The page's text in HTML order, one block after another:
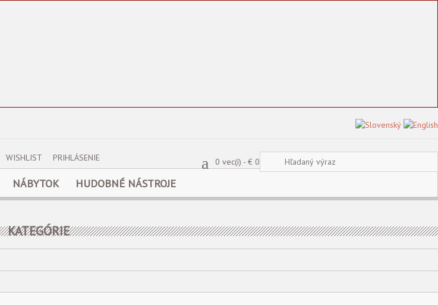
a 0 vec(í) - € 0
WISHLIST PRIHLÁSENIE
NÁBYTOK HUDOBNÉ NÁSTROJE
KATEGÓRIE